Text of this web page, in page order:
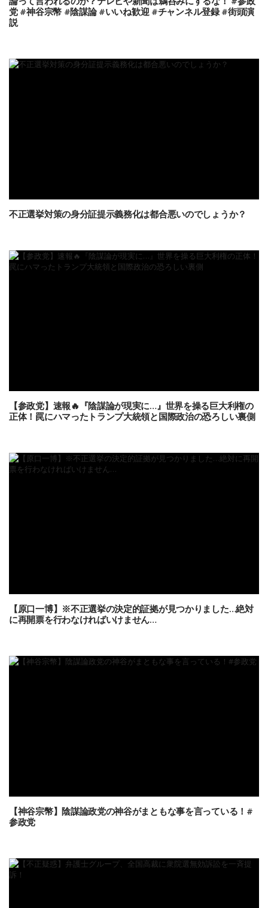
党 #神谷宗幣 #陰謀論 #いいね歓迎 #チャンネル登録 #街頭演
説
不正選挙対策の身分証提示義務化は都合悪いのでしょうか？
【参政党】速報🔥『陰謀論が現実に…』世界を操る巨大利権の
正体！罠にハマったトランプ大統領と国際政治の恐ろしい裏側
【原口一博】※不正選挙の決定的証拠が見つかりました…絶対
に再開票を行わなければいけません…
【神谷宗幣】陰謀論政党の神谷がまともな事を言っている！#
参政党